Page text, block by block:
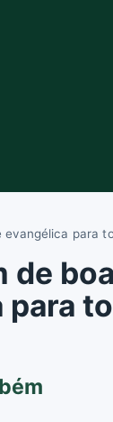
evangélica para
de
para